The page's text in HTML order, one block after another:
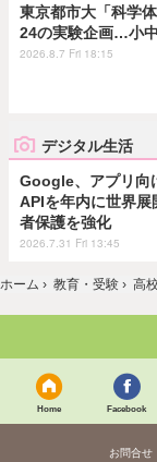
東京都市大「科学体
24の実験企画…小
2026.8.7 Fri 18:15
デジタル生活
Google、アプリ向
APIを年内に世界
者保護を強化
2026.7.31 Fri 13:45
ホーム › 教育・受験 › 高
Home Facebook
お問合せ